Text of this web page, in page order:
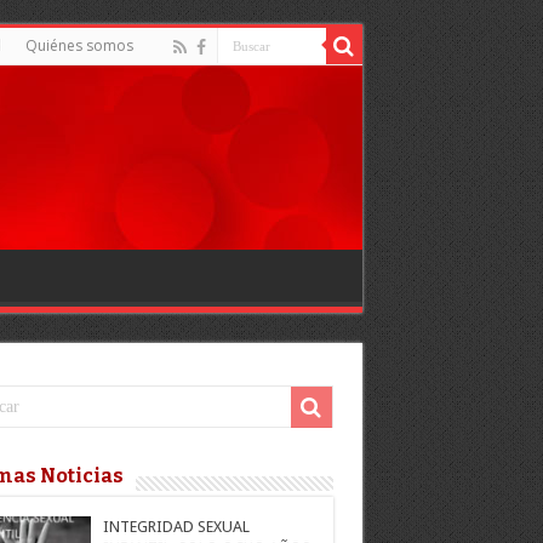
Quiénes somos
Noticias
INTEGRIDAD SEXUAL